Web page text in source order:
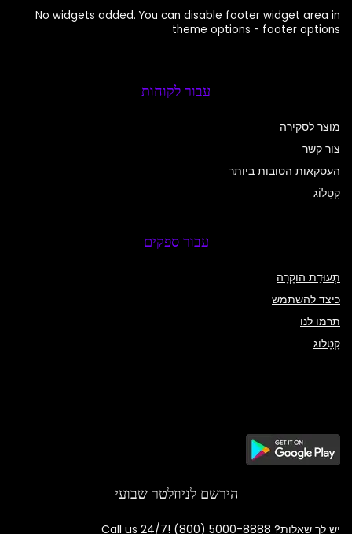
No widgets added. You can disable footer widget area in
theme options - footer options
עבור לקוחות
מוצר לסקירה
צור קשר
העסקאות הטובות ביותר
קָטָלוֹג
עבור ספקים
תְעוּדַת הוֹקָרָה
כיצד להשתמש
תרמו לנו
קָטָלוֹג
הירשם לניוזלטר שבועי
יש לך שאלות? Call us 24/7! (800) 5000-8888